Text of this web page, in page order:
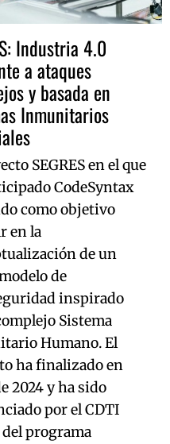
Industria 4.0
a ataques
y basada en
Inmunitarios
SEGRES en el que
CodeSyntax
como objetivo
en la
de un
de
inspirado
Sistema
Humano. El
ha finalizado en
2024 y ha sido
por el CDTI
programa